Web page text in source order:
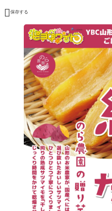
 保存する